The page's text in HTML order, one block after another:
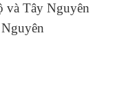
và Tây Nguyên